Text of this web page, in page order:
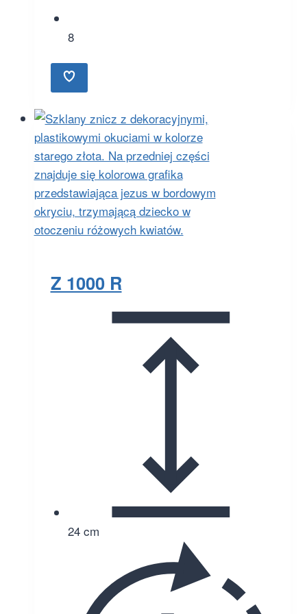
8
Z 1000 R
24 cm